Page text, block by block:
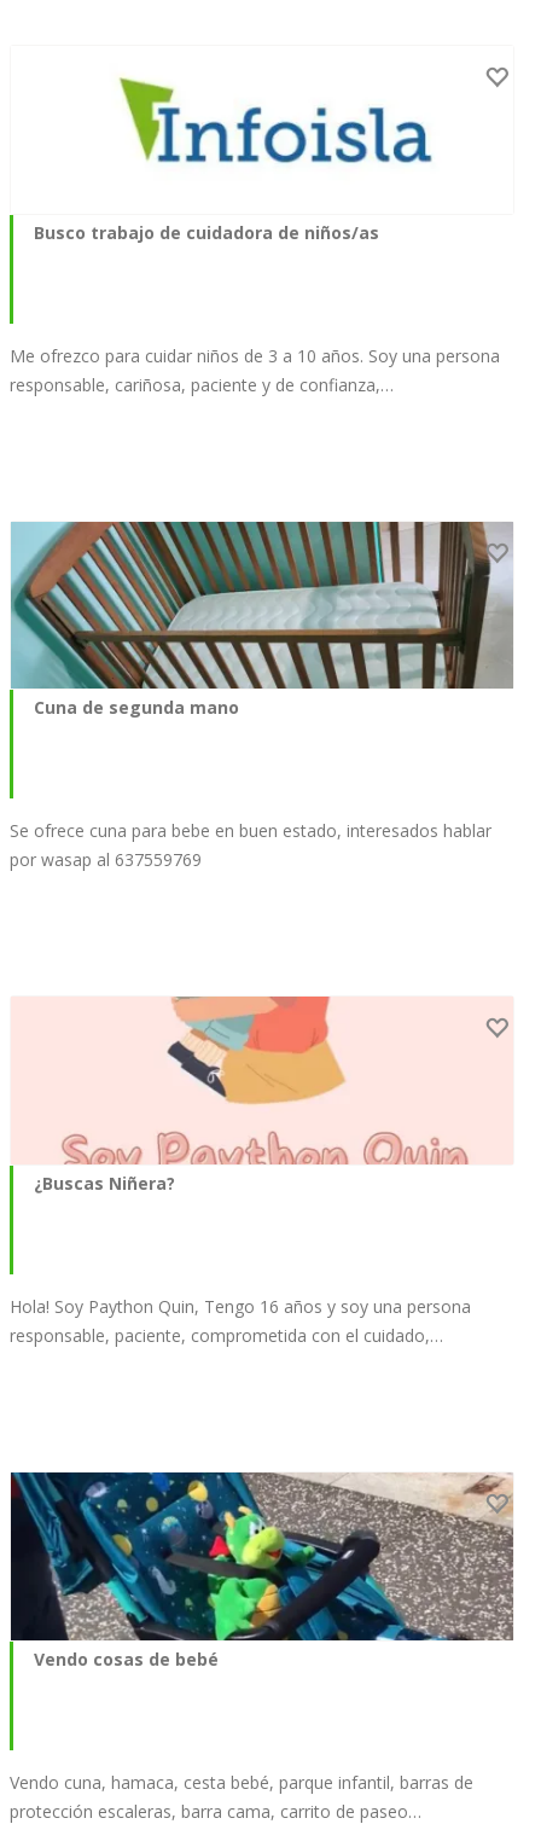
Busco trabajo de cuidadora de niños/as
Me ofrezco para cuidar niños de 3 a 10 años. Soy una persona
responsable, cariñosa, paciente y de confianza,…
Cuna de segunda mano
Se ofrece cuna para bebe en buen estado, interesados hablar
por wasap al 637559769
¿Buscas Niñera?
Hola! Soy Paython Quin, Tengo 16 años y soy una persona
responsable, paciente, comprometida con el cuidado,…
Vendo cosas de bebé
Vendo cuna, hamaca, cesta bebé, parque infantil, barras de
protección escaleras, barra cama, carrito de paseo…